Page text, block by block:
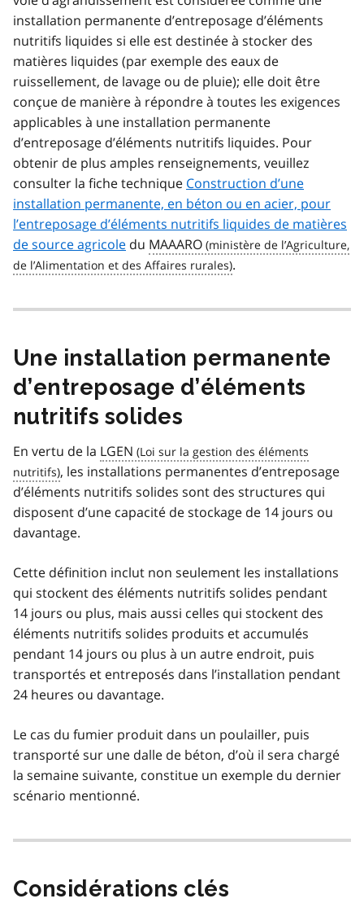
installation permanente d’entreposage d’éléments
nutritifs liquides si elle est destinée à stocker des
matières liquides (par exemple des eaux de
ruissellement, de lavage ou de pluie); elle doit être
conçue de manière à répondre à toutes les exigences
applicables à une installation permanente
d’entreposage d’éléments nutritifs liquides. Pour
obtenir de plus amples renseignements, veuillez
consulter la fiche technique Construction d’une
installation permanente, en béton ou en acier, pour
l’entreposage d’éléments nutritifs liquides de matières
de source agricole du MAAARO
.
Une installation permanente
d’entreposage d’éléments
nutritifs solides
En vertu de la LGEN
, les installations permanentes d’entreposage
d’éléments nutritifs solides sont des structures qui
disposent d’une capacité de stockage de 14 jours ou
davantage.
Cette définition inclut non seulement les installations
qui stockent des éléments nutritifs solides pendant
14 jours ou plus, mais aussi celles qui stockent des
éléments nutritifs solides produits et accumulés
pendant 14 jours ou plus à un autre endroit, puis
transportés et entreposés dans l’installation pendant
24 heures ou davantage.
Le cas du fumier produit dans un poulailler, puis
transporté sur une dalle de béton, d’où il sera chargé
la semaine suivante, constitue un exemple du dernier
scénario mentionné.
Considérations clés